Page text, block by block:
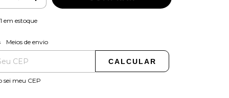
1 em estoque
para o CEP:
Meios de envio
CALCULAR
sei meu CEP